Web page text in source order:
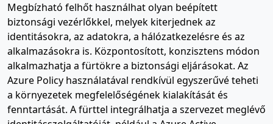
Megbízható felhőt használhat olyan beépített
biztonsági vezérlőkkel, melyek kiterjednek az
identitásokra, az adatokra, a hálózatkezelésre és az
alkalmazásokra is. Központosított, konzisztens módon
alkalmazhatja a fürtökre a biztonsági eljárásokat. Az
Azure Policy használatával rendkívül egyszerűvé teheti
a környezetek megfelelőségének kialakítását és
fenntartását. A fürttel integrálhatja a szervezet meglévő